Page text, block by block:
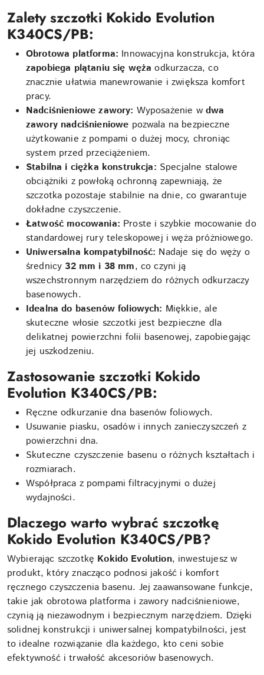
Zalety szczotki Kokido Evolution
K340CS/PB:
Obrotowa platforma: Innowacyjna konstrukcja, która
zapobiega plątaniu się węża odkurzacza, co
znacznie ułatwia manewrowanie i zwiększa komfort
pracy.
Nadciśnieniowe zawory: Wyposażenie w dwa
zawory nadciśnieniowe pozwala na bezpieczne
użytkowanie z pompami o dużej mocy, chroniąc
system przed przeciążeniem.
Stabilna i ciężka konstrukcja: Specjalne stalowe
obciążniki z powłoką ochronną zapewniają, że
szczotka pozostaje stabilnie na dnie, co gwarantuje
dokładne czyszczenie.
Łatwość mocowania: Proste i szybkie mocowanie do
standardowej rury teleskopowej i węża próżniowego.
Uniwersalna kompatybilność: Nadaje się do węży o
średnicy 32 mm i 38 mm, co czyni ją
wszechstronnym narzędziem do różnych odkurzaczy
basenowych.
Idealna do basenów foliowych: Miękkie, ale
skuteczne włosie szczotki jest bezpieczne dla
delikatnej powierzchni folii basenowej, zapobiegając
jej uszkodzeniu.
Zastosowanie szczotki Kokido
Evolution K340CS/PB:
Ręczne odkurzanie dna basenów foliowych.
Usuwanie piasku, osadów i innych zanieczyszczeń z
powierzchni dna.
Skuteczne czyszczenie basenu o różnych kształtach i
rozmiarach.
Współpraca z pompami filtracyjnymi o dużej
wydajności.
Dlaczego warto wybrać szczotkę
Kokido Evolution K340CS/PB?
Wybierając szczotkę Kokido Evolution, inwestujesz w
produkt, który znacząco podnosi jakość i komfort
ręcznego czyszczenia basenu. Jej zaawansowane funkcje,
takie jak obrotowa platforma i zawory nadciśnieniowe,
czynią ją niezawodnym i bezpiecznym narzędziem. Dzięki
solidnej konstrukcji i uniwersalnej kompatybilności, jest
to idealne rozwiązanie dla każdego, kto ceni sobie
efektywność i trwałość akcesoriów basenowych.